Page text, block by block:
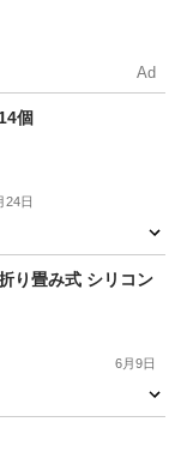
Ad
個
24日
り畳み式 シリコン
6月9日